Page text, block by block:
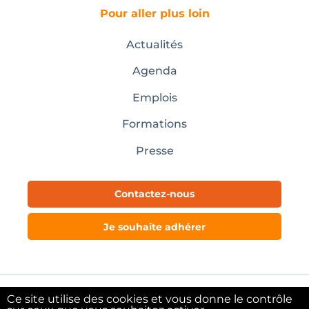
Pour aller plus loin
Actualités
Agenda
Emplois
Formations
Presse
Contactez-nous
Je souhaite adhérer
Mentions légales
Ce site utilise des cookies et vous donne le contrôle